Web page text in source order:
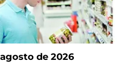
de 2026